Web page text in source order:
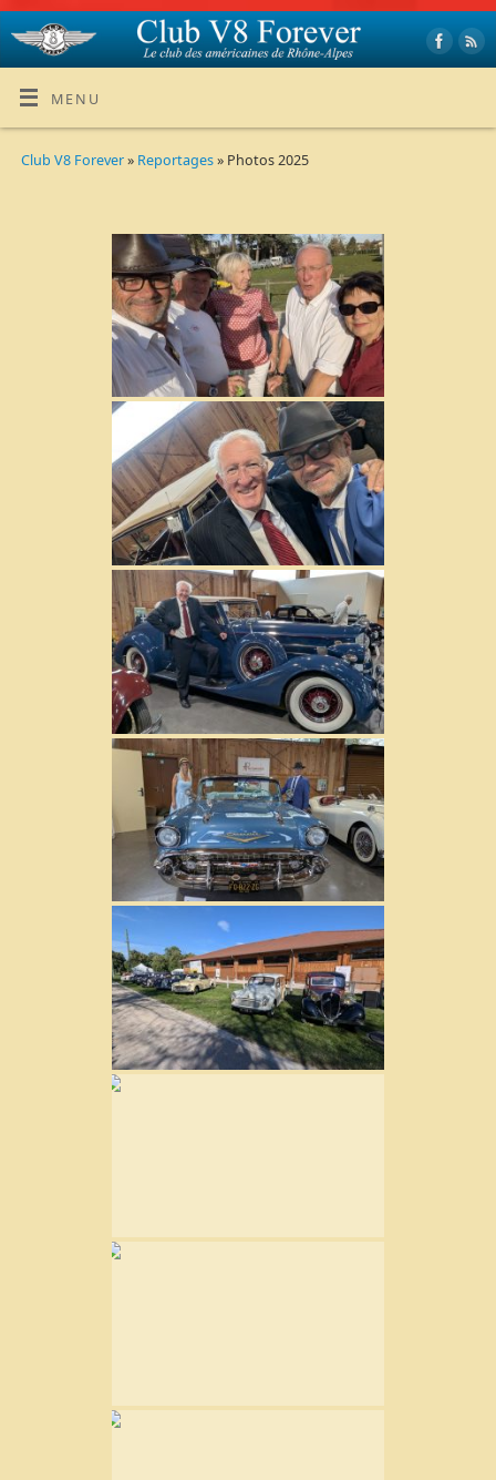
MENU
Club V8 Forever» Reportages» Photos 2025